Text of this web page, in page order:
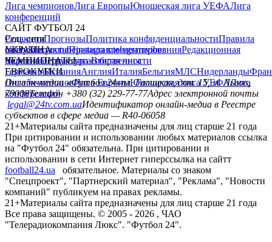
Лига чемпионовЛига ЕвропыЮношеская лига УЕФАЛига
конференций
САЙТ ФУТБОЛ 24
РедакцияПрогнозыПолитика конфиденциальностиПравила
сайтуКонтактыПравила комментированияРедакционная
политикаСтруктура собственности
Соц. сети
facebookxyoutubeinstagramtelegramviber
УКРАИНА
УкраинаПервая лигаВторая лига
ЧЕМПИОНАТЫ
ГерманияИспанияАнглияИталияБельгияМЛСНидерланды
ЕВРОКУБКИ
Лига чемпионовЛига ЕвропыЮношеская лига УЕФАЛига
конференций
Онлайн-медиа «Футбол 24»пл. Галицкая, дом. 15, м. Львов,
79008Телефон +380 (32) 229-77-77Адрес электронной почты
legal@24tv.com.uaИдентификатор онлайн-медиа в Реестре
субъектов в сфере медиа — R40-06058
21+Материалы сайта предназначены для лиц старше 21 года
При цитировании и использовании любых материалов ссылка
на "Футбол 24" обязательна. При цитировании и
использовании в сети Интернет гиперссылка на сайтт
football24.ua
обязательное. Материалы со знаком
"Спецпроект", "Партнерский материал", "Реклама", "Новости
компаний" публикуем на правах рекламы.
21+Материалы сайта предназначены для лиц старше 21 года
Все права защищены. © 2005 - 2026 , ЧАО
"Телерадиокомпания Люкс". "Футбол 24".